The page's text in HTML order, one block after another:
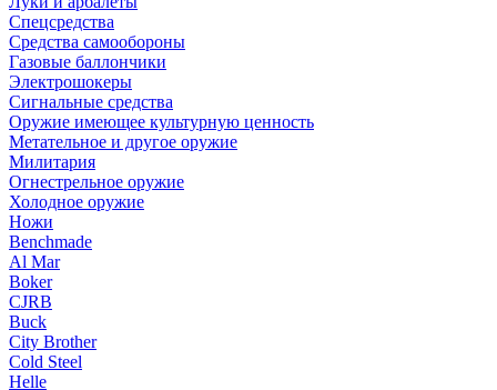
Спецсредства
Средства самообороны
Газовые баллончики
Электрошокеры
Сигнальные средства
Оружие имеющее культурную ценность
Метательное и другое оружие
Милитария
Огнестрельное оружие
Холодное оружие
Ножи
Benchmade
Al Mar
Boker
CJRB
Buck
City Brother
Cold Steel
Helle